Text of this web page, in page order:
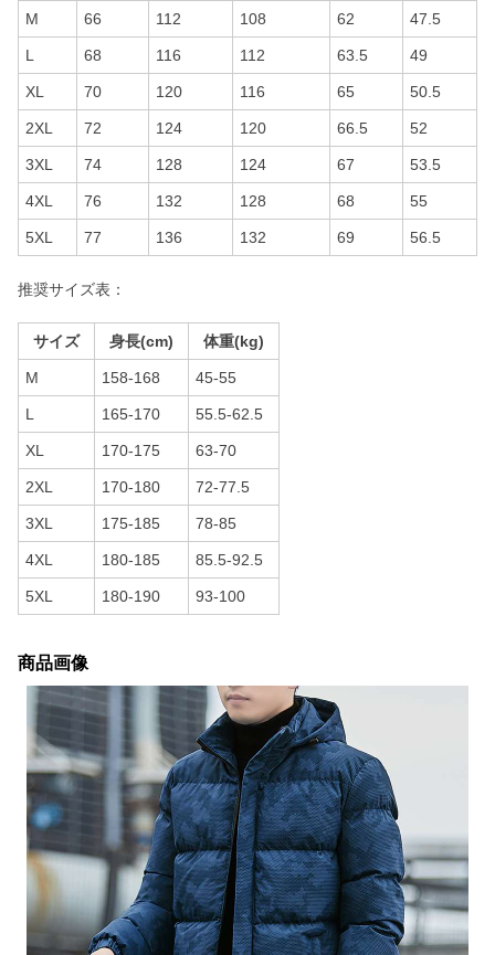
M 66 112 108 62 47.5
L 68 116 112 63.5 49
XL 70 120 116 65 50.5
2XL 72 124 120 66.5 52
3XL 74 128 124 67 53.5
4XL 76 132 128 68 55
5XL 77 136 132 69 56.5
推奨サイズ表：
サイズ 身長(cm) 体重(kg)
M 158-168 45-55
L 165-170 55.5-62.5
XL 170-175 63-70
2XL 170-180 72-77.5
3XL 175-185 78-85
4XL 180-185 85.5-92.5
5XL 180-190 93-100
商品画像